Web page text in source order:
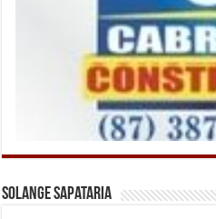
Solange Sapataria